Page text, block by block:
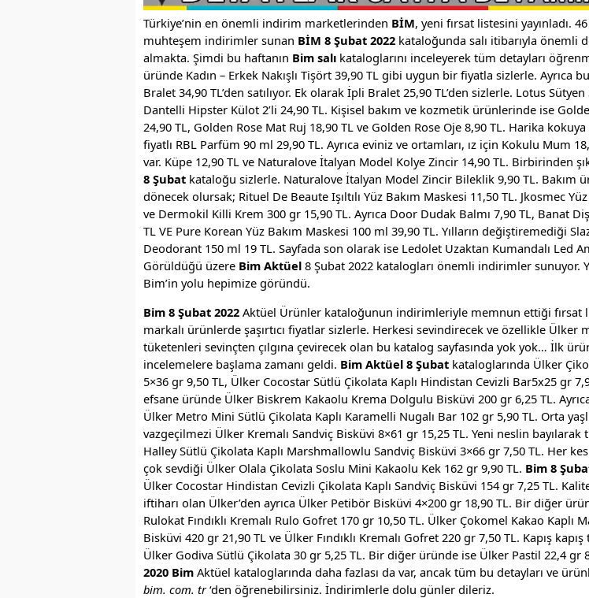
Türkiye’nin en önemli indirim marketlerinden BİM, yeni fırsat listesini yayınladı.
muhteşem indirimler sunan BİM 8 Şubat 2022 kataloğunda salı itibarıyla önemli
almakta. Şimdi bu haftanın Bim salı kataloglarını inceleyerek tüm detayları
üründe Kadın – Erkek Nakışlı Tişört 39,90 TL gibi uygun bir fiyatla sizlerle. Ayrıca
Bralet 34,90 TL’den satılıyor. Ek olarak İpli Bralet 25,90 TL’den sizlerle. Lotus Sütyen
Dantelli Hipster Külot 2’li 24,90 TL. Kişisel bakım ve kozmetik ürünlerinde ise
24,90 TL, Golden Rose Mat Ruj 18,90 TL ve Golden Rose Oje 8,90 TL. Harika
fiyatlı RBL Parfüm 90 ml 29,90 TL. Ayrıca eviniz ve ortamları, ız için Kokulu Mum
var. Küpe 12,90 TL ve Naturalove İtalyan Model Kolye Zincir 14,90 TL. Birbirinden
8 Şubat kataloğu sizlerle. Naturalove İtalyan Model Zincir Bileklik 9,90 TL. Bakım
dönecek olursak; Rituel De Beaute Işıltılı Yüz Bakım Maskesi 11,50 TL. Jkosmec
ve Dermokil Killi Krem 300 gr 15,90 TL. Ayrıca Door Dudak Balmı 7,90 TL, Banat Diş
TL VE Pure Korean Yüz Bakım Maskesi 100 ml 39,90 TL. Yılların değiştiremediği
Deodorant 150 ml 19 TL. Sayfada son olarak ise Ledolet Uzaktan Kumandalı Led
Görüldüğü üzere Bim Aktüel 8 Şubat 2022 katalogları önemli indirimler sunuyor.
Bim’in yolu hepimize göründü.
Bim 8 Şubat 2022 Aktüel Ürünler kataloğunun indirimleriyle memnun ettiği fırsat
markalı ürünlerde şaşırtıcı fiyatlar sizlerle. Herkesi sevindirecek ve özellikle Ülker
tüketenleri sevinçten çılgına çevirecek olan bu katalog sayfasında yok yok… İlk
incelemelere başlama zamanı geldi. Bim Aktüel 8 Şubat kataloglarında Ülker
5×36 gr 9,50 TL, Ülker Cocostar Sütlü Çikolata Kaplı Hindistan Cevizli Bar5x25 gr
efsane üründe Ülker Biskrem Kakaolu Krema Dolgulu Bisküvi 200 gr 6,25 TL.
Ülker Metro Mini Sütlü Çikolata Kaplı Karamelli Nugalı Bar 102 gr 5,90 TL. Orta
vazgeçilmezi Ülker Kremalı Sandviç Bisküvi 8×61 gr 15,25 TL. Yeni neslin
Halley Sütlü Çikolata Kaplı Marshmallowlu Sandviç Bisküvi 3×66 gr 7,50 TL. Her
çok sevdiği Ülker Olala Çikolata Soslu Mini Kakaolu Kek 162 gr 9,90 TL. Bim 8
Ülker Cocostar Hindistan Cevizli Çikolata Kaplı Sandviç Bisküvi 154 gr 7,25 TL.
iftiharı olan Ülker’den ayrıca Ülker Petibör Bisküvi 4×200 gr 18,90 TL. Bir diğer
Rulokat Fındıklı Kremalı Rulo Gofret 170 gr 10,50 TL. Ülker Çokomel Kakao Kaplı
Bisküvi 420 gr 21,90 TL ve Ülker Fındıklı Kremalı Gofret 220 gr 7,50 TL. Kapış
Ülker Godiva Sütlü Çikolata 30 gr 5,25 TL. Bir diğer üründe ise Ülker Pastil 22,4 gr
2020 Bim Aktüel kataloglarında daha fazlası da var, ancak tüm bu detayları ve
bim. com. tr‘den öğrenebilirsiniz. İndirimlerle dolu günler dileriz.